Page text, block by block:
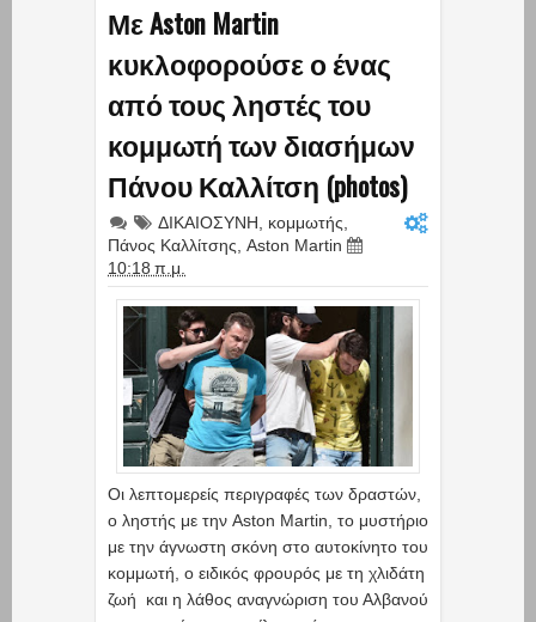
Με Aston Martin
κυκλοφορούσε ο ένας
από τους ληστές του
κομμωτή των διασήμων
Πάνου Καλλίτση (photos)
ΔΙΚΑΙΟΣΥΝΗ κομμωτής
Πάνος Καλλίτσης Aston Martin
10:18 π.μ.
Οι λεπτομερείς περιγραφές των δραστών,
ο ληστής με την Aston Martin, το μυστήριο
με την άγνωστη σκόνη στο αυτοκίνητο του
κομμωτή, ο ειδικός φρουρός με τη χλιδάτη
ζωή και η λάθος αναγνώριση του Αλβανού